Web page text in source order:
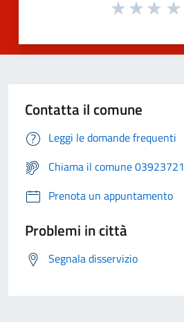
Contatta il comune
Leggi le domande frequenti
Chiama il comune 03923721
Prenota un appuntamento
Problemi in città
Segnala disservizio